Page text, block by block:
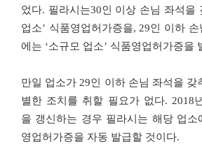
었다. 필라시는30인 이상 손님 좌석을
업소’ 식품영업허가증을, 29인 이하 손
에는 ‘소규모 업소’ 식품영업허가증을
만일 업소가 29인 이하 손님 좌석을 갖
별한 조치를 취할 필요가 없다. 2018
을 갱신하는 경우 필라시는 해당 업소
영업허가증을 자동 발급할 것이다.